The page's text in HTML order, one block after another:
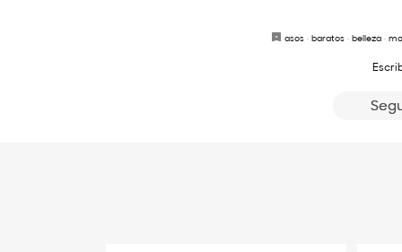
asos · baratos · belleza ·